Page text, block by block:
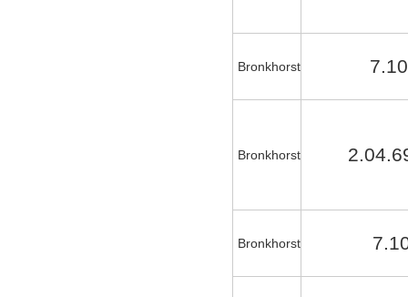
Bronkhorst
Bronkhorst
Bronkhorst